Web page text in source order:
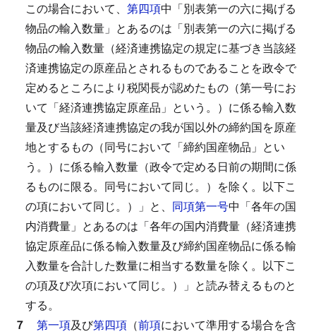
この場合において、 第四項中「別表第一の六に掲げる
物品の輸入数量」とあるのは「別表第一の六に掲げる
物品の輸入数量（経済連携協定の規定に基づき当該経
済連携協定の原産品とされるものであることを政令で
定めるところにより税関長が認めたもの（第一号にお
いて「経済連携協定原産品」という。）に係る輸入数
量及び当該経済連携協定の我が国以外の締約国を原産
地とするもの（同号において「締約国産物品」とい
う。）に係る輸入数量（政令で定める日前の期間に係
るものに限る。同号において同じ。）を除く。以下こ
の項において同じ。）」と、 同項第一号中「各年の国
内消費量」とあるのは「各年の国内消費量（経済連携
協定原産品に係る輸入数量及び締約国産物品に係る輸
入数量を合計した数量に相当する数量を除く。以下こ
の項及び次項において同じ。）」と読み替えるものと
する。
７
第一項及び第四項 （前項において準用する場合を含